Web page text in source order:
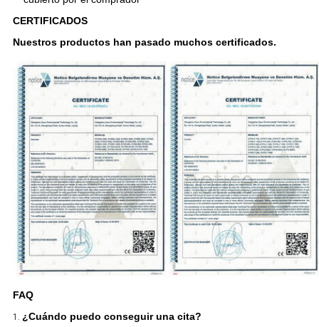
CERTIFICADOS
Nuestros productos han pasado muchos certificados.
FAQ
1. ¿Cuándo puedo conseguir una cita?